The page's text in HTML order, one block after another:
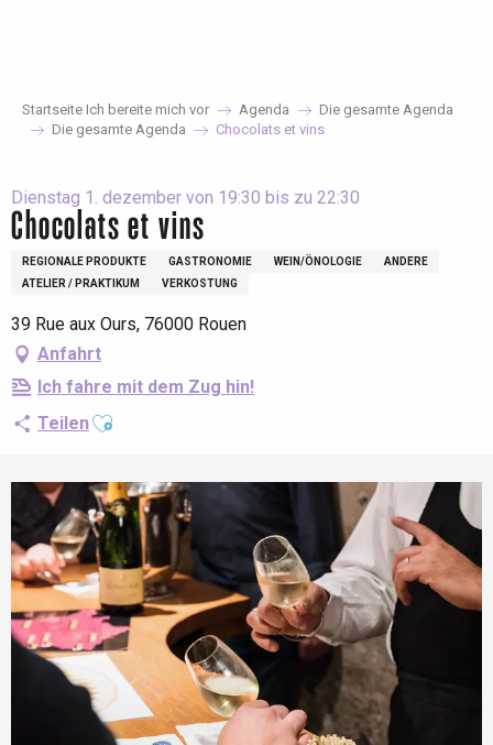
Startseite Ich bereite mich vor Agenda
Die gesamte Agenda
Die gesamte Agenda
Chocolats et vins
Dienstag 1. dezember von 19:30 bis zu 22:30
Chocolats et vins
REGIONALE PRODUKTE GASTRONOMIE WEIN/ÖNOLOGIE
ANDERE
ATELIER / PRAKTIKUM
VERKOSTUNG
39 Rue aux Ours, 76000 Rouen
Anfahrt
Ich fahre mit dem Zug hin!
TeilenAjouter aux favoris